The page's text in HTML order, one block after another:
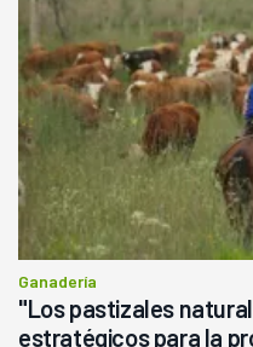
Ganadería
"Los pastizales
estratégicos para la